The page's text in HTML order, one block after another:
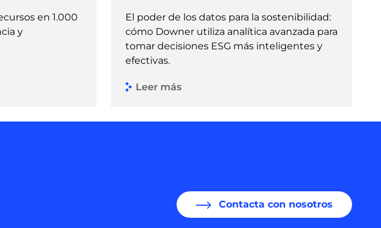
en 1.000
y
El poder de los datos para la sostenibilidad:
cómo Downer utiliza analítica avanzada para
tomar decisiones ESG más inteligentes y
efectivas.
Leer más
Contacta con nosotros